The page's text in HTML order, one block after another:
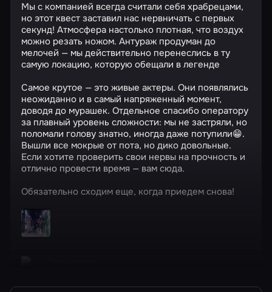
Мы с компанией всегда считали себя храбрецами,
но этот квест заставил нас нервничать с первых
секунд! Атмосфера настолько плотная, что воздух
можно резать ножом. Антураж продуман до
мелочей — мы действительно перенеслись в ту
самую локацию, которую обещали в легенде
Самое крутое — это живые актеры. Они появлялись
неожиданно и в самый напряженный момент,
доводя до мурашек. Отдельное спасибо оператору
за плавный уровень сложности: мы не застряли, но
поломали голову знатно, иногда даже потупили😁.
Вышли все мокрые от пота, но дико довольные.
Если хотите проверить свои нервы на прочность и
отлично провести время — вам сюда.
Обязательно сходим еще, когда приедем снова!